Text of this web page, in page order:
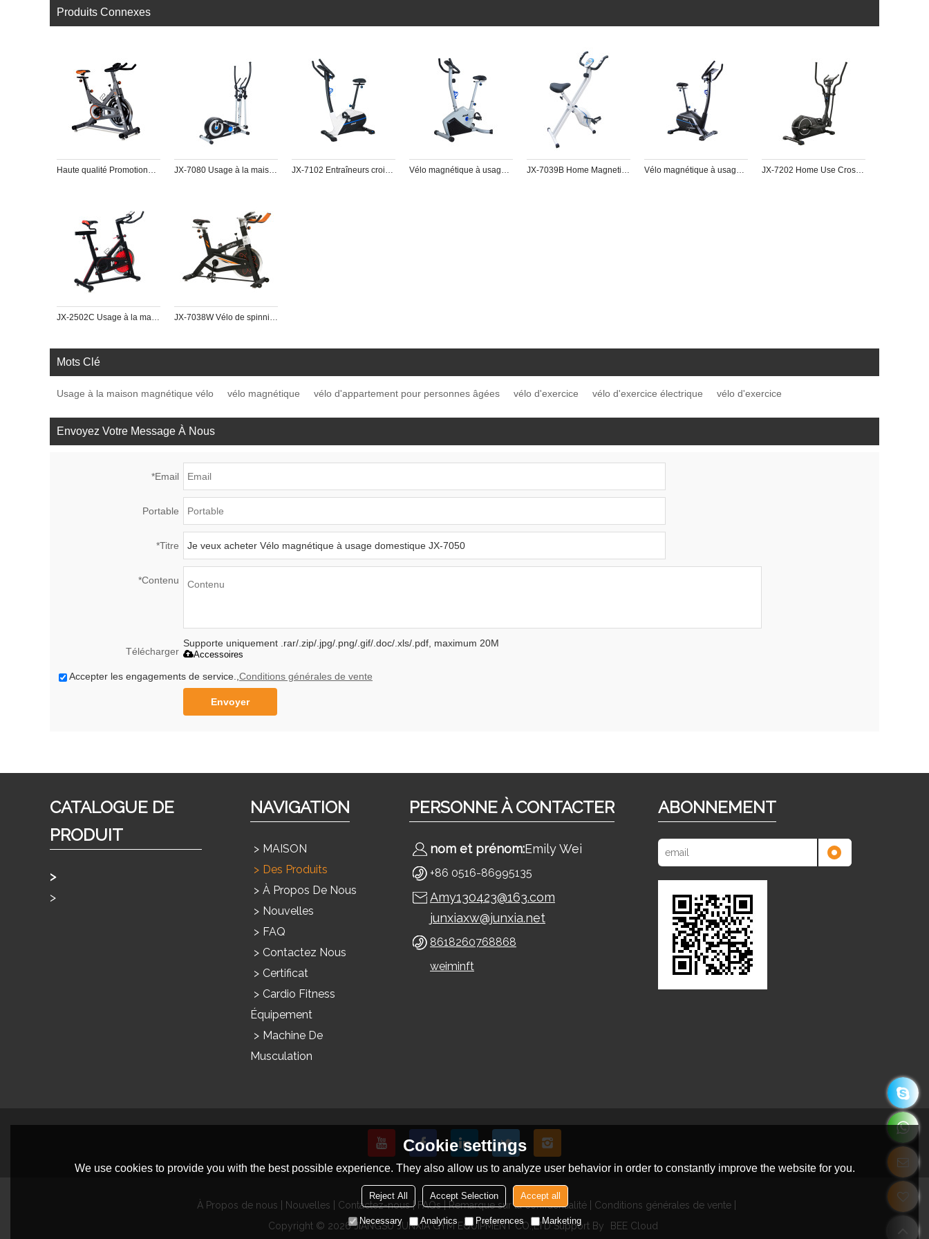
Produits Connexes
Haute qualité Promotionnel pour gym master pt fitness vélo de spinning JX-7080 Usage à la maison Cross Trainer JX-7102 Entraîneurs croisés à usage domestique Vélo magnétique à usage domestique JX-7101 JX-7039B Home Magnetic X Vélo Vélo magnétique à usage domestique JX-7102 JX-7202 Home Use Cross Trainer
JX-2502C Usage à la maison Spinning Bike JX-7038W Vélo de spinning à usage domestique
Mots Clé
Usage à la maison magnétique vélo vélo magnétique vélo d'appartement pour personnes âgées vélo d'exercice vélo d'exercice électrique vélo d'exercice
Envoyez Votre Message À Nous
*Email
Portable
*Titre
*Contenu
Télécharger
Supporte uniquement .rar/.zip/.jpg/.png/.gif/.doc/.xls/.pdf, maximum 20M
Accessoires
Accepter les engagements de service., Conditions générales de vente
Envoyer
CATALOGUE DE
PRODUIT
Usage À La Maison Products
NAVIGATION
MAISON
Des Produits
À Propos De Nous
Nouvelles
FAQ
Contactez Nous
Certificat
Cardio Fitness
Équipement
Machine De
Musculation
PERSONNE À CONTACTER
nom et prénom:Emily Wei
+86 0516-86995135
Amy130423@163.com
junxiaxw@junxia.net
8618260768868
weiminft
ABONNEMENT
À Propos de nous Nouvelles Contactez-nous FAQs Remarque sur la confidentialité
Conditions générales de vente
Copyright © 2026JIANGSU JUNXIA GYM EQUIPMENT CO.,LTDSupport By BEE Cloud
Cookie settings
We use cookies to provide you with the best possible experience. They also allow us to analyze user behavior in order to constantly improve the website for you.
Reject All Accept Selection Accept all
Necessary Analytics Preferences Marketing